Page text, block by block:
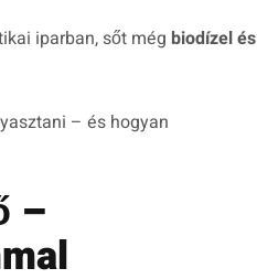
iparban, sőt még biodízel és
– és hogyan
–